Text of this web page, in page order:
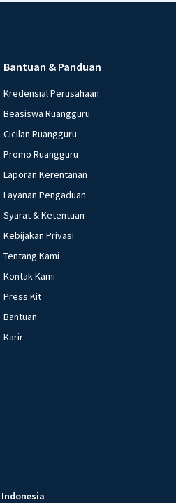
Bantuan & Panduan
Kredensial Perusahaan
Beasiswa Ruangguru
Cicilan Ruangguru
Promo Ruangguru
Laporan Kerentanan
Layanan Pengaduan
Syarat & Ketentuan
Kebijakan Privasi
Tentang Kami
Kontak Kami
Press Kit
Bantuan
Karir
Indonesia